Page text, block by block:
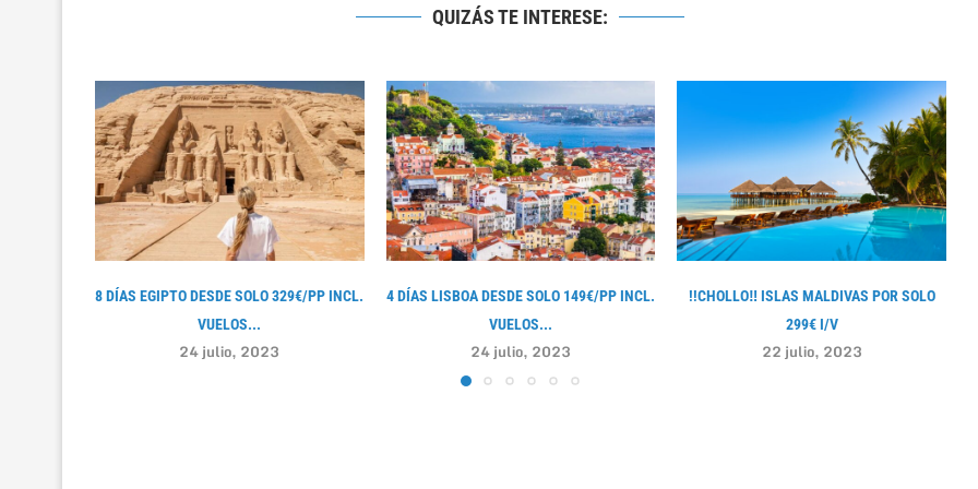
QUIZÁS TE INTERESE:
8 DÍAS EGIPTO DESDE SOLO 329€/PP INCL.
VUELOS...
24 julio, 2023
4 DÍAS LISBOA DESDE SOLO 149€/PP INCL.
VUELOS...
24 julio, 2023
!!CHOLLO‼ ISLAS MALDIVAS POR SOLO
299€ I/V
22 julio, 2023